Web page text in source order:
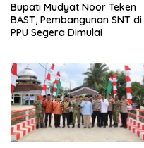
Bupati Mudyat Noor Teken
BAST, Pembangunan SNT di
PPU Segera Dimulai